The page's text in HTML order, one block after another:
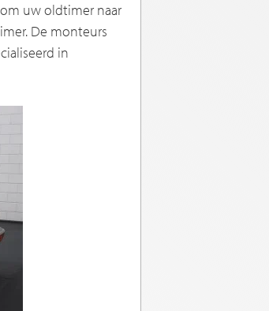
uw oldtimer naar
De monteurs
in